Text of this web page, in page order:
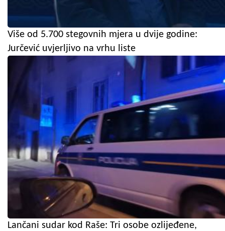
Više od 5.700 stegovnih mjera u dvije godine:
Jurčević uvjerljivo na vrhu liste
Lančani sudar kod Raše: Tri osobe ozlijeđene,